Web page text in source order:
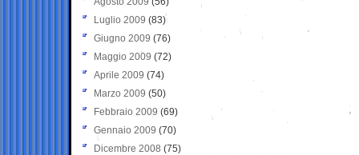
Luglio 2009 (83)
Giugno 2009 (76)
Maggio 2009 (72)
Aprile 2009 (74)
Marzo 2009 (50)
Febbraio 2009 (69)
Gennaio 2009 (70)
Dicembre 2008 (75)